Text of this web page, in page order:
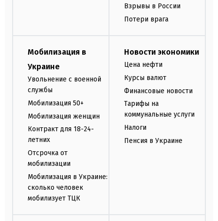
Взрывы в России
Потери врага
Мобилизация в
Украине
Увольнение с военной
службы
Мобилизация 50+
Мобилизация женщин
Контракт для 18-24-
летних
Отсрочка от
мобилизации
Мобилизация в Украине:
сколько человек
мобилизует ТЦК
Новости экономики
Цена нефти
Курсы валют
Финансовые новости
Тарифы на
коммунальные услуги
Налоги
Пенсия в Украине